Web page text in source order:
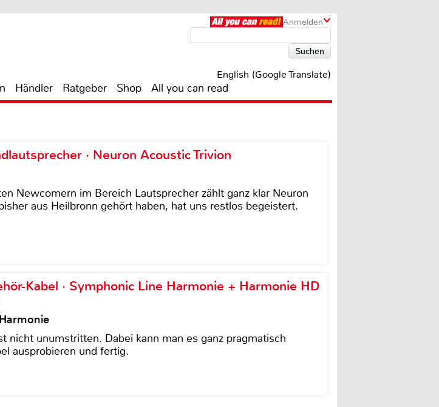
Anmelden
English (Google Translate)
Händler Ratgeber Shop All you can read
· Neuron Acoustic Trivion
Newcomern im Bereich Lautsprecher zählt ganz klar Neuron
aus Heilbronn gehört haben, hat uns restlos begeistert.
Kabel · Symphonic Line Harmonie + Harmonie HD
nicht unumstritten. Dabei kann man es ganz pragmatisch
ausprobieren und fertig.